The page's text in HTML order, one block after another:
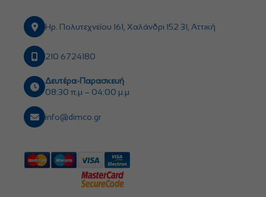
Ηρ. Πολυτεχνείου 161, Χαλάνδρι 152 31, Αττική
210 6724180
Δευτέρα-Παρασκευή
08:30 π.μ – 04:00 μ.μ
info@dimco.gr